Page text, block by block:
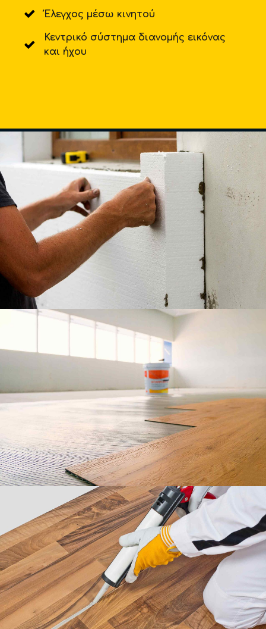
Έλεγχος μέσω κινητού
Κεντρικό σύστημα διανομής εικόνας
και ήχου